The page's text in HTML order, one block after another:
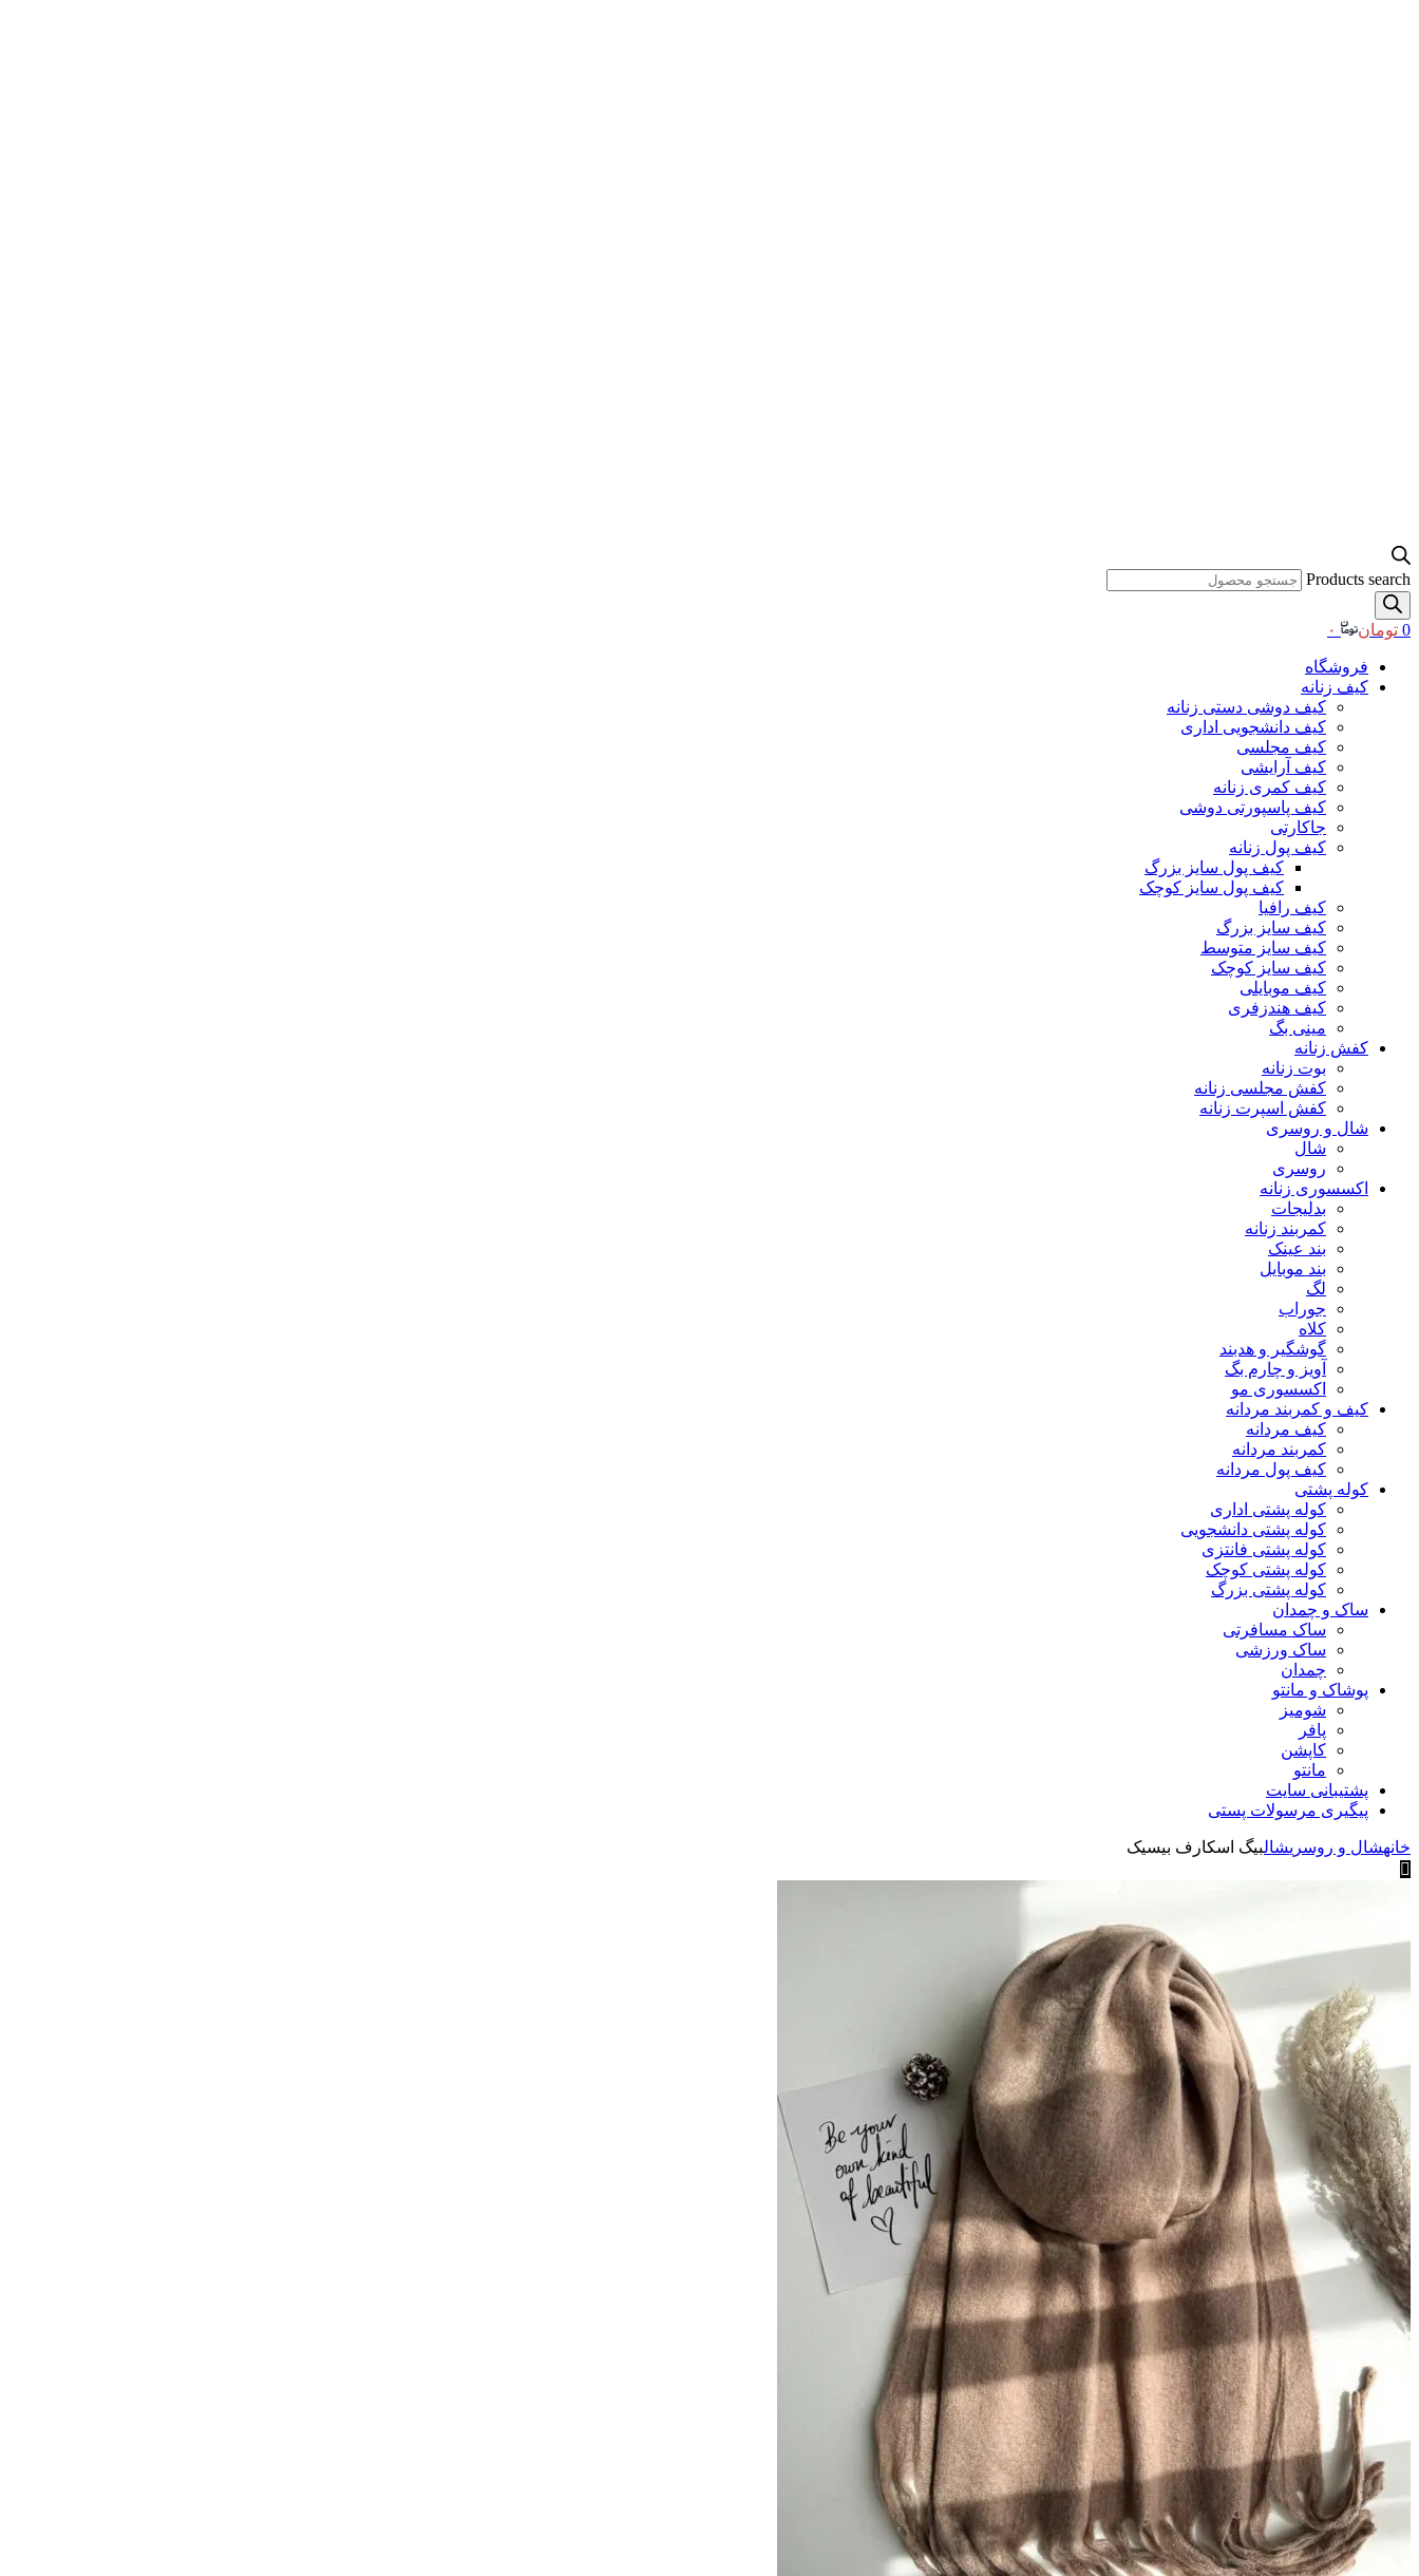
Products search
0 تومان
فروشگاه
کیف زنانه
کیف دوشی دستی زنانه
کیف دانشجویی اداری
کیف مجلسی
کیف آرایشی
کیف کمری زنانه
کیف پاسپورتی دوشی
جاکارتی
کیف پول زنانه
کیف پول سایز بزرگ
کیف پول سایز کوچک
کیف رافیا
کیف سایز بزرگ
کیف سایز متوسط
کیف سایز کوچک
کیف موبایلی
کیف هندزفری
مینی بگ
کفش زنانه
بوت زنانه
کفش مجلسی زنانه
کفش اسپرت زنانه
شال و روسری
شال
روسری
اکسسوری زنانه
بدلیجات
کمربند زنانه
بند عینک
بند موبایل
لگ
جوراب
کلاه
گوشگیر و هدبند
آویز و چارم بگ
اکسسوری مو
کیف و کمربند مردانه
کیف مردانه
کمربند مردانه
کیف پول مردانه
کوله پشتی
کوله پشتی اداری
کوله پشتی دانشجویی
کوله پشتی فانتزی
کوله پشتی کوچک
کوله پشتی بزرگ
ساک و چمدان
ساک مسافرتی
ساک ورزشی
چمدان
پوشاک و مانتو
شومیز
پافر
کاپشن
مانتو
پشتیبانی سایت
پیگیری مرسولات پستی
خانهشال و روسریشالبیگ اسکارف بیسیک